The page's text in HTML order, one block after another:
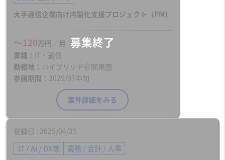
大手通信企業向け内製化支援プロジェクト（PM）
〜120万円／月
業種
IT・通信
勤務地
ハイブリッド＠関東圏
参画期間
2025/07中旬
案件詳細をみる
登録日 2025/04/25
IT / AI / DX等 業務 / 会計 / 人事